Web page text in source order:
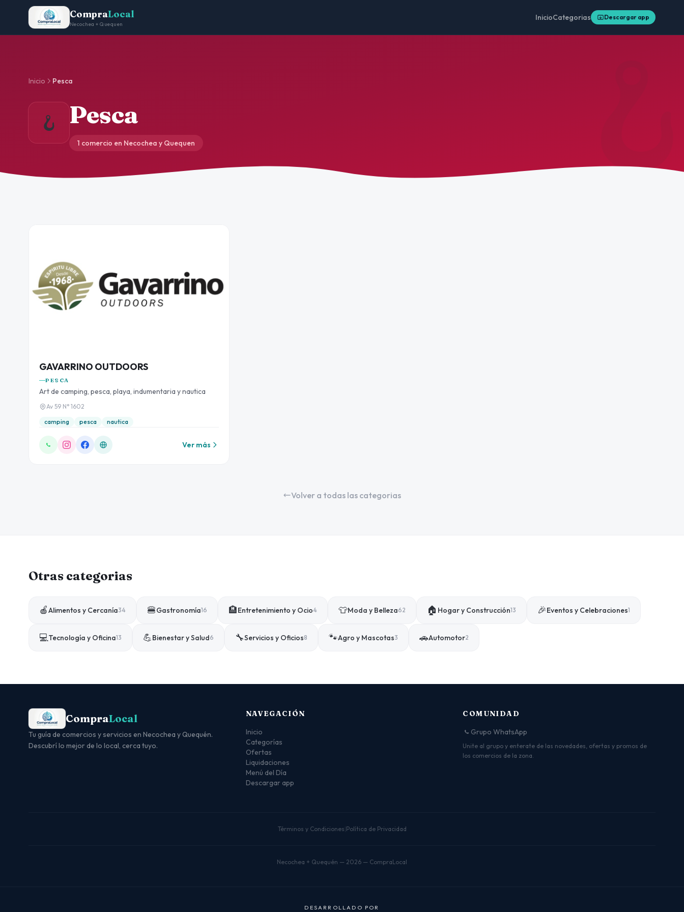
CompraLocal
Necochea + Quequen
InicioCategorias Descargar app
Inicio Pesca
🪝 Pesca
1 comercio en Necochea y Quequen
GAVARRINO OUTDOORS
PESCA
Art de camping, pesca, playa, indumentaria y nautica
Av 59 N° 1602
camping
pesca nautica
Ver más
Volver a todas las categorias
Otras categorias
🍎Alimentos y Cercanía34 🍔Gastronomía16 🏨Entretenimiento y Ocio4 👕Moda y Belleza62 🏠 Hogar y Construcción13 🎉Eventos y Celebraciones1
💻Tecnología y Oficina13 💪Bienestar y Salud6 🔧Servicios y Oficios8 🐾Agro y Mascotas3 🚗Automotor2
CompraLocal
Tu guía de comercios y servicios en Necochea y Quequén.
Descubrí lo mejor de lo local, cerca tuyo.
NAVEGACIÓN
Inicio
Categorías
Ofertas
Liquidaciones
Menú del Día
Descargar app
COMUNIDAD
Grupo WhatsApp
Unite al grupo y enterate de las novedades, ofertas y promos de
los comercios de la zona.
Términos y Condiciones|Política de Privacidad
Necochea + Quequén — 2026 — CompraLocal
D ESA R R O L LA D O P O R